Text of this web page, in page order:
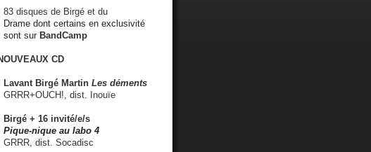
83 disques de Birgé et du
Drame dont certains en exclusivité
sont sur BandCamp
CD
Lavant Birgé Martin Les déments
GRRR+OUCH!, dist. Inouïe
Birgé + 16 invité/e/s
Pique-nique au labo 4
GRRR, dist. Socadisc